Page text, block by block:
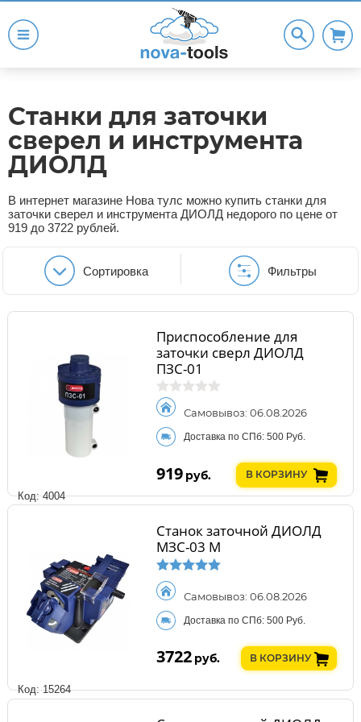
Станки для заточки
сверел и инструмента
ДИОЛД
В интернет магазине Нова тулс можно купить станки для
заточки сверел и инструмента ДИОЛД недорого по цене от
919 до 3722 рублей.
Сортировка Фильтры
Код: 4004
Приспособление для
заточки сверл ДИОЛД
ПЗС-01
Самовывоз: 06.08.2026
Доставка по СПб: 500 Руб.
919 руб. В КОРЗИНУ
Код: 15264
Станок заточной ДИОЛД
МЗС-03 М
Самовывоз: 06.08.2026
Доставка по СПб: 500 Руб.
3722 руб. В КОРЗИНУ